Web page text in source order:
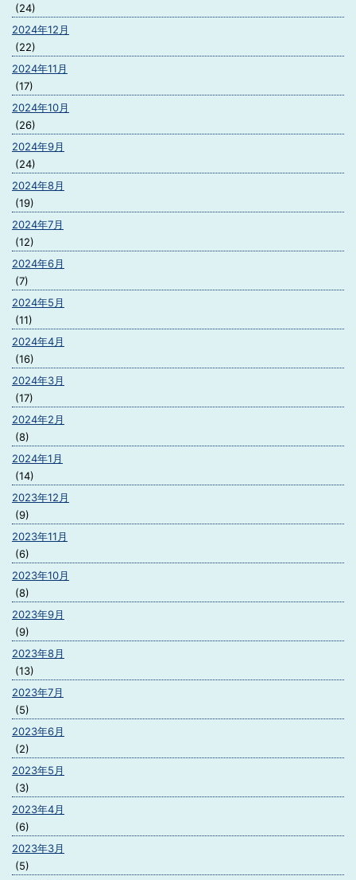
(24)
2024年12月
(22)
2024年11月
(17)
2024年10月
(26)
2024年9月
(24)
2024年8月
(19)
2024年7月
(12)
2024年6月
(7)
2024年5月
(11)
2024年4月
(16)
2024年3月
(17)
2024年2月
(8)
2024年1月
(14)
2023年12月
(9)
2023年11月
(6)
2023年10月
(8)
2023年9月
(9)
2023年8月
(13)
2023年7月
(5)
2023年6月
(2)
2023年5月
(3)
2023年4月
(6)
2023年3月
(5)